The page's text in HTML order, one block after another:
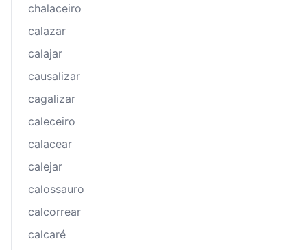
chalaceiro
calazar
calajar
causalizar
cagalizar
caleceiro
calacear
calejar
calossauro
calcorrear
calcaré